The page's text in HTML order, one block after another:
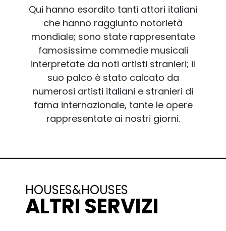
Qui hanno esordito tanti attori italiani
che hanno raggiunto notorietà
mondiale; sono state rappresentate
famosissime commedie musicali
interpretate da noti artisti stranieri; il
suo palco è stato calcato da
numerosi artisti italiani e stranieri di
fama internazionale, tante le opere
rappresentate ai nostri giorni.
HOUSES&HOUSES
ALTRI SERVIZI